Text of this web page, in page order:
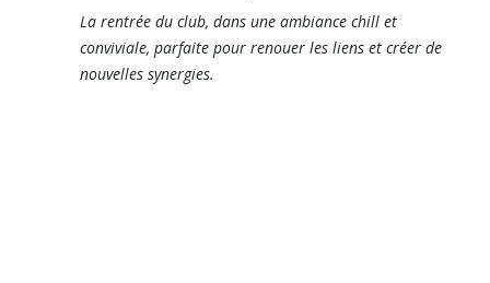
La rentrée du club, dans une ambiance chill et
conviviale, parfaite pour renouer les liens et créer de
nouvelles synergies.